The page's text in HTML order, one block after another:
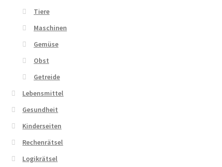
Tiere
Maschinen
Gemüse
Obst
Getreide
Lebensmittel
Gesundheit
Kinderseiten
Rechenrätsel
Logikrätsel